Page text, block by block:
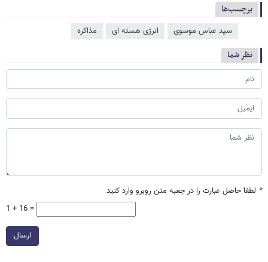
برچسب‌ها
سید عباس موسوی انرژی هسته ای مذاکره
نظر شما
* لطفا حاصل عبارت را در جعبه متن روبرو وارد کنید
1 + 16 =
ارسال